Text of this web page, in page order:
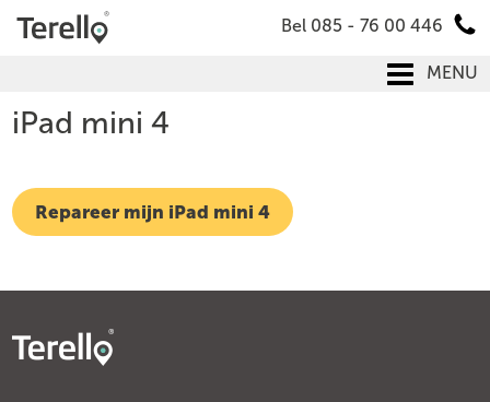
Bel 085 - 76 00 446
MENU
iPad mini 4
Repareer mijn iPad mini 4